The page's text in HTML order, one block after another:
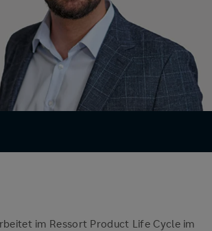
im Ressort Product Life Cycle im